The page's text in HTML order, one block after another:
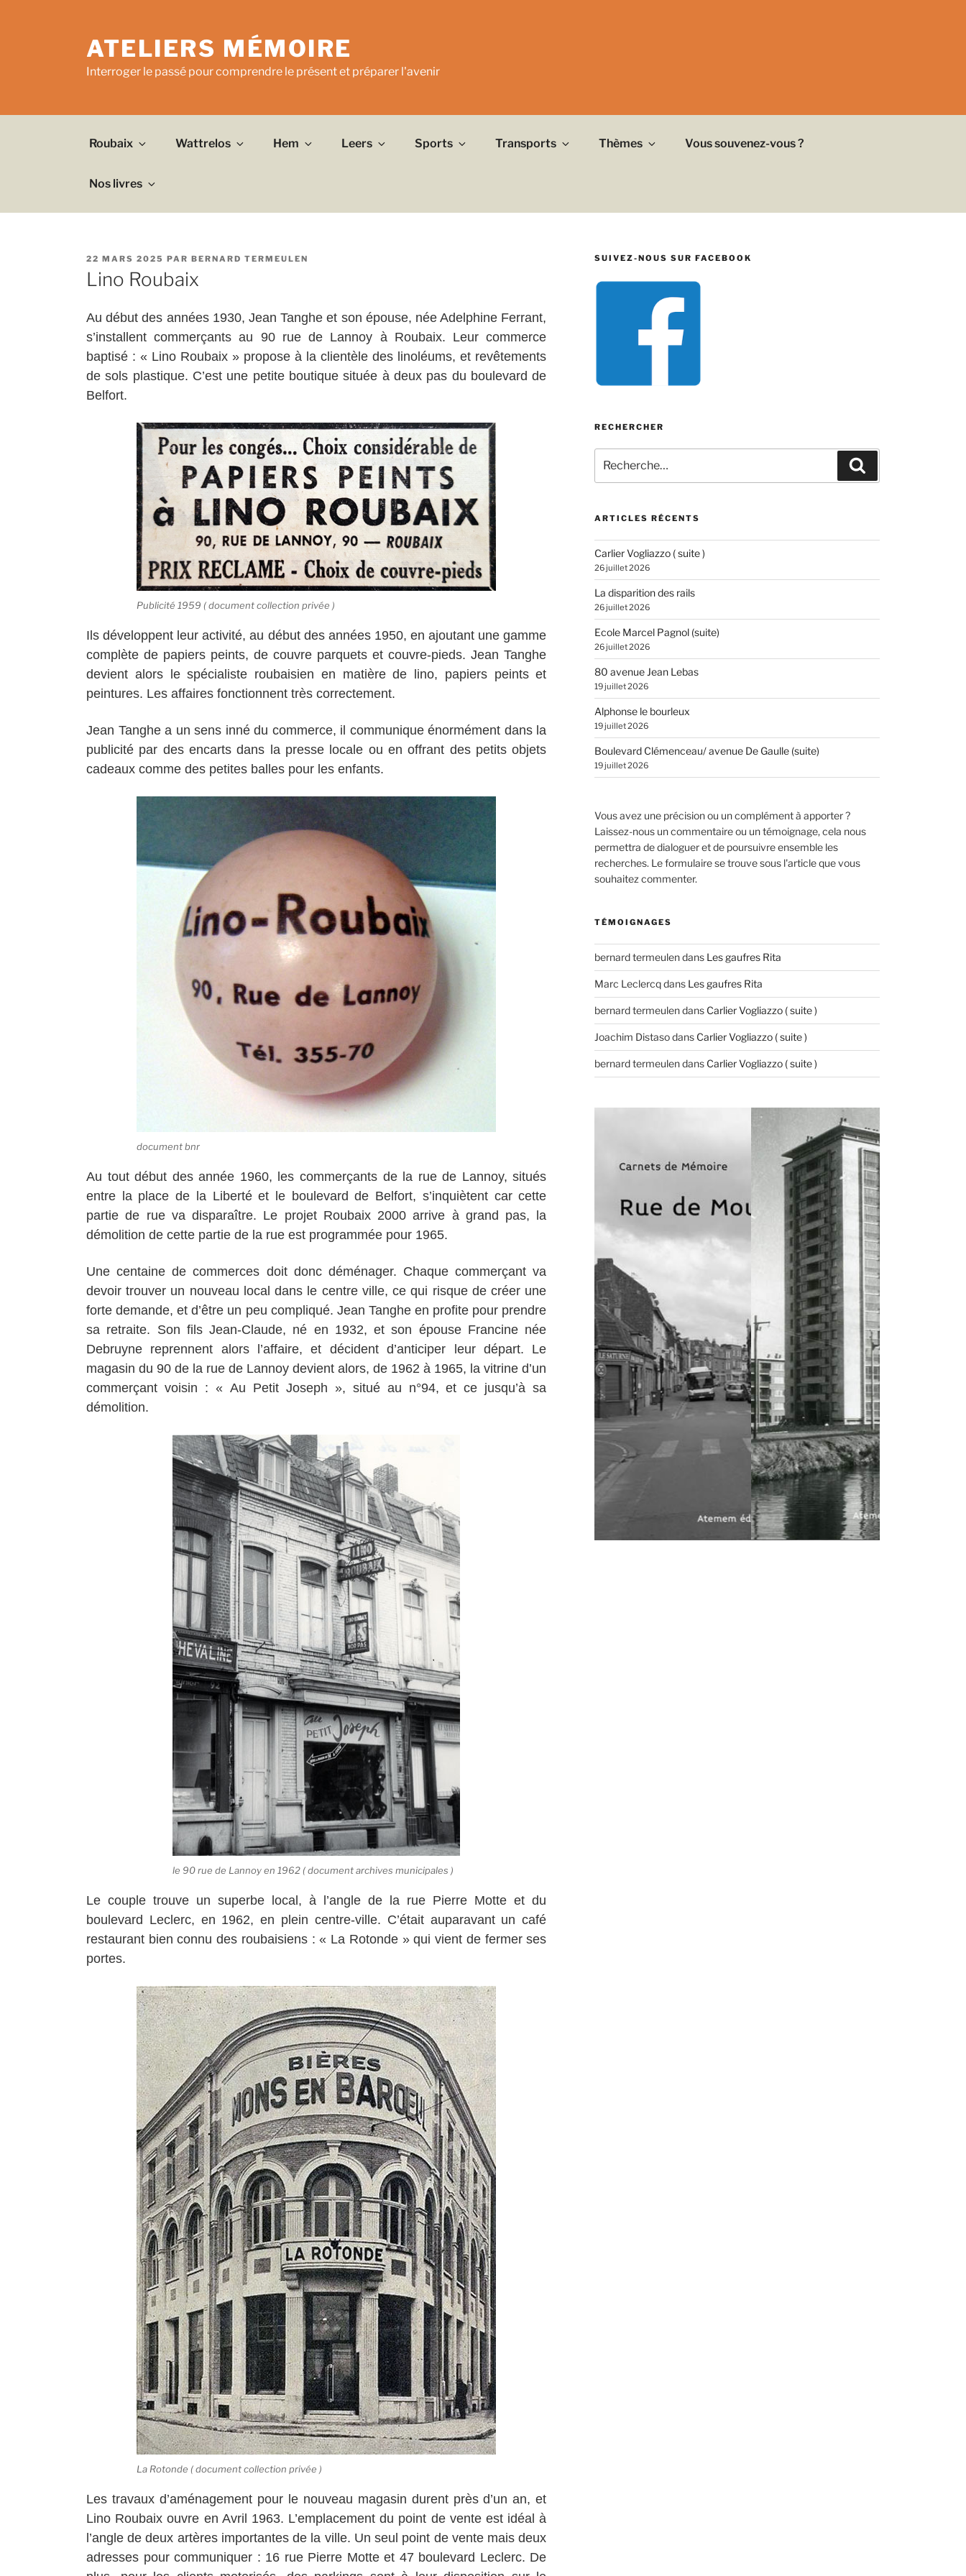
ATELIERS MÉMOIRE
Interroger le passé pour comprendre le présent et préparer l'avenir
Roubaix Wattrelos Hem Leers Sports Transports Thèmes Vous souvenez-vous ?
Nos livres
PUBLIÉ
LE
22 MARS 2025 PAR BERNARD TERMEULEN
Lino Roubaix
Au début des années 1930, Jean Tanghe et son épouse, née Adelphine Ferrant,
s’installent commerçants au 90 rue de Lannoy à Roubaix. Leur commerce
baptisé : « Lino Roubaix » propose à la clientèle des linoléums, et revêtements
de sols plastique. C’est une petite boutique située à deux pas du boulevard de
Belfort.
Publicité 1959 ( document collection privée )
Ils développent leur activité, au début des années 1950, en ajoutant une gamme
complète de papiers peints, de couvre parquets et couvre-pieds. Jean Tanghe
devient alors le spécialiste roubaisien en matière de lino, papiers peints et
peintures. Les affaires fonctionnent très correctement.
Jean Tanghe a un sens inné du commerce, il communique énormément dans la
publicité par des encarts dans la presse locale ou en offrant des petits objets
cadeaux comme des petites balles pour les enfants.
document bnr
Au tout début des année 1960, les commerçants de la rue de Lannoy, situés
entre la place de la Liberté et le boulevard de Belfort, s’inquiètent car cette
partie de rue va disparaître. Le projet Roubaix 2000 arrive à grand pas, la
démolition de cette partie de la rue est programmée pour 1965.
Une centaine de commerces doit donc déménager. Chaque commerçant va
devoir trouver un nouveau local dans le centre ville, ce qui risque de créer une
forte demande, et d’être un peu compliqué. Jean Tanghe en profite pour prendre
sa retraite. Son fils Jean-Claude, né en 1932, et son épouse Francine née
Debruyne reprennent alors l’affaire, et décident d’anticiper leur départ. Le
magasin du 90 de la rue de Lannoy devient alors, de 1962 à 1965, la vitrine d’un
commerçant voisin : « Au Petit Joseph », situé au n°94, et ce jusqu’à sa
démolition.
le 90 rue de Lannoy en 1962 ( document archives municipales )
Le couple trouve un superbe local, à l’angle de la rue Pierre Motte et du
boulevard Leclerc, en 1962, en plein centre-ville. C’était auparavant un café
restaurant bien connu des roubaisiens : « La Rotonde » qui vient de fermer ses
portes.
La Rotonde ( document collection privée )
Les travaux d’aménagement pour le nouveau magasin durent près d’un an, et
Lino Roubaix ouvre en Avril 1963. L’emplacement du point de vente est idéal à
l’angle de deux artères importantes de la ville. Un seul point de vente mais deux
adresses pour communiquer : 16 rue Pierre Motte et 47 boulevard Leclerc. De
SUIVEZ-NOUS SUR FACEBOOK
RECHERCHER
pour
:
ARTICLES RÉCENTS
Carlier Vogliazzo ( suite )
26 juillet 2026
La disparition des rails
26 juillet 2026
Ecole Marcel Pagnol (suite)
26 juillet 2026
80 avenue Jean Lebas
19 juillet 2026
Alphonse le bourleux
19 juillet 2026
Boulevard Clémenceau/ avenue De Gaulle (suite)
19 juillet 2026
Vous avez une précision ou un complément à apporter ?
Laissez-nous un commentaire ou un témoignage, cela nous
permettra de dialoguer et de poursuivre ensemble les
recherches. Le formulaire se trouve sous l'article que vous
souhaitez commenter.
TÉMOIGNAGES
bernard termeulendans Les gaufres Rita
Marc Leclercqdans Les gaufres Rita
bernard termeulendans Carlier Vogliazzo ( suite )
Joachim Distasodans Carlier Vogliazzo ( suite )
bernard termeulendans Carlier Vogliazzo ( suite )